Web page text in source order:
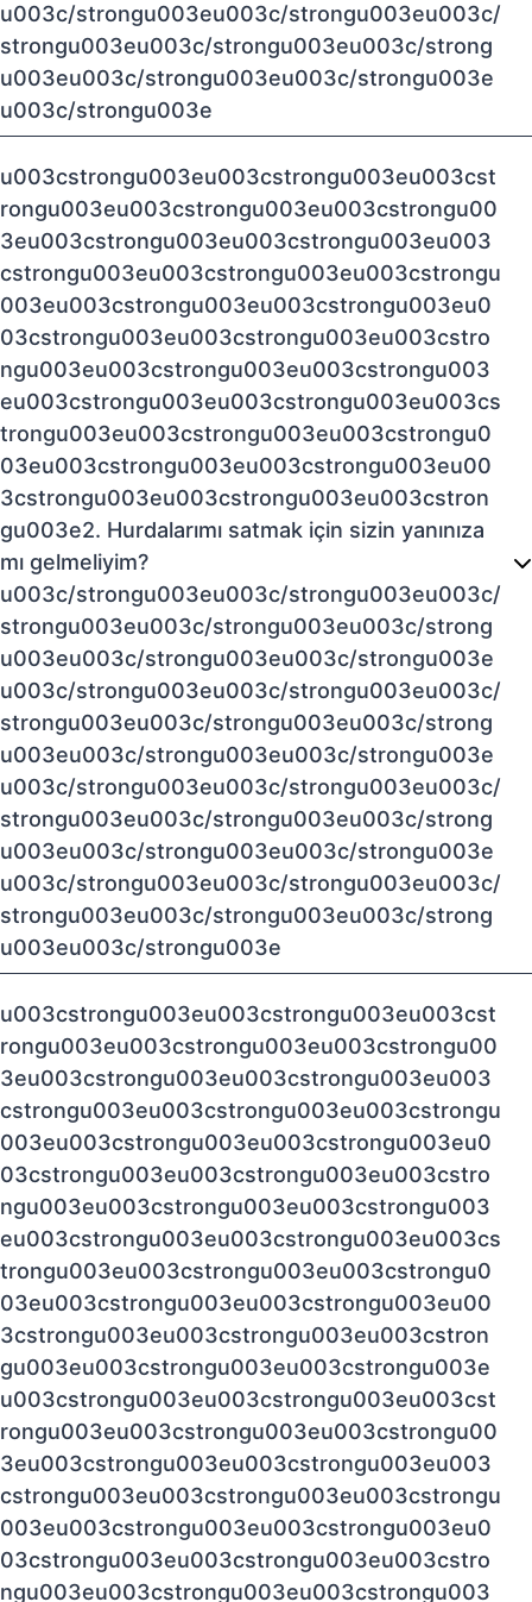
u003c/strongu003eu003c/strongu003eu003c/
strongu003eu003c/strongu003eu003c/strong
u003eu003c/strongu003eu003c/strongu003e
u003c/strongu003e
u003cstrongu003eu003cstrongu003eu003cst
rongu003eu003cstrongu003eu003cstrongu00
3eu003cstrongu003eu003cstrongu003eu003
cstrongu003eu003cstrongu003eu003cstrongu
003eu003cstrongu003eu003cstrongu003eu0
03cstrongu003eu003cstrongu003eu003cstro
ngu003eu003cstrongu003eu003cstrongu003
eu003cstrongu003eu003cstrongu003eu003cs
trongu003eu003cstrongu003eu003cstrongu0
03eu003cstrongu003eu003cstrongu003eu00
3cstrongu003eu003cstrongu003eu003cstron
gu003e2. Hurdalarımı satmak için sizin yanınıza
mı gelmeliyim?
u003c/strongu003eu003c/strongu003eu003c/
strongu003eu003c/strongu003eu003c/strong
u003eu003c/strongu003eu003c/strongu003e
u003c/strongu003eu003c/strongu003eu003c/
strongu003eu003c/strongu003eu003c/strong
u003eu003c/strongu003eu003c/strongu003e
u003c/strongu003eu003c/strongu003eu003c/
strongu003eu003c/strongu003eu003c/strong
u003eu003c/strongu003eu003c/strongu003e
u003c/strongu003eu003c/strongu003eu003c/
strongu003eu003c/strongu003eu003c/strong
u003eu003c/strongu003e
u003cstrongu003eu003cstrongu003eu003cst
rongu003eu003cstrongu003eu003cstrongu00
3eu003cstrongu003eu003cstrongu003eu003
cstrongu003eu003cstrongu003eu003cstrongu
003eu003cstrongu003eu003cstrongu003eu0
03cstrongu003eu003cstrongu003eu003cstro
ngu003eu003cstrongu003eu003cstrongu003
eu003cstrongu003eu003cstrongu003eu003cs
trongu003eu003cstrongu003eu003cstrongu0
03eu003cstrongu003eu003cstrongu003eu00
3cstrongu003eu003cstrongu003eu003cstron
gu003eu003cstrongu003eu003cstrongu003e
u003cstrongu003eu003cstrongu003eu003cst
rongu003eu003cstrongu003eu003cstrongu00
3eu003cstrongu003eu003cstrongu003eu003
cstrongu003eu003cstrongu003eu003cstrongu
003eu003cstrongu003eu003cstrongu003eu0
03cstrongu003eu003cstrongu003eu003cstro
ngu003eu003cstrongu003eu003cstrongu003